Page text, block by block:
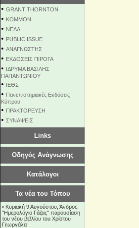
• GRANT THORNTON
• KOMMON
• NEΔΑ
• PUBLIC ISSUE
• ΑΝΑΓΝΩΣΤΗΣ
• ΕΚΔΟΣΕΙΣ ΠΙΡΟΓΑ
• ΙΔΡΥΜΑ ΒΑΣΙΛΗΣ
ΠΑΠΑΝΤΩΝΙΟΥ
• ΙΕΘΣ
• Πανεπιστημιακές Εκδόσεις
Κύπρου
• ΠΡΑΚΤΟΡΕΥΣΗ
• ΣΥΝΑΨΕΙΣ
Links
Οδηγός Ανάγνωσης
Κατάλογοι
Τα νέα του Τόπου
• Κυριακή 9 Αυγούστου, Άνδρος:
"Ημερολόγιο Γάζας" παρουσίαση
του νέου βιβλίου του Χρίστου
Γεωργάλα